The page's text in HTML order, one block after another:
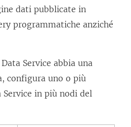
dati pubblicate in
programmatiche anziché
Service abbia una
configura uno o più
Service in più nodi del